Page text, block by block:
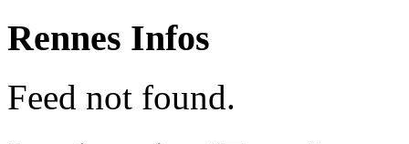
Rennes Infos
Feed not found.